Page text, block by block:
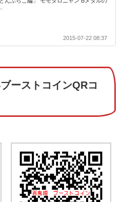
2015-07-22 08:37
ーストコインQRコ